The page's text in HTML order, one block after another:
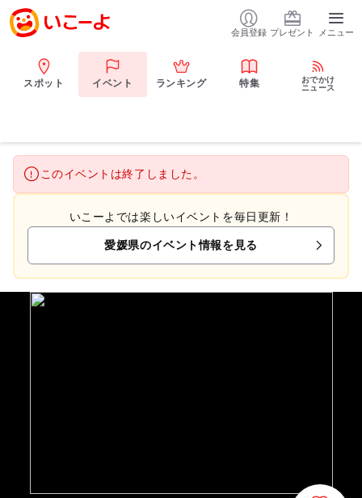
会員登録 プレゼント メニュー
スポット イベント ランキング 特集
おでかけ
ニュース
このイベントは終了しました。
いこーよでは楽しいイベントを毎日更新！
愛媛県のイベント情報を見る